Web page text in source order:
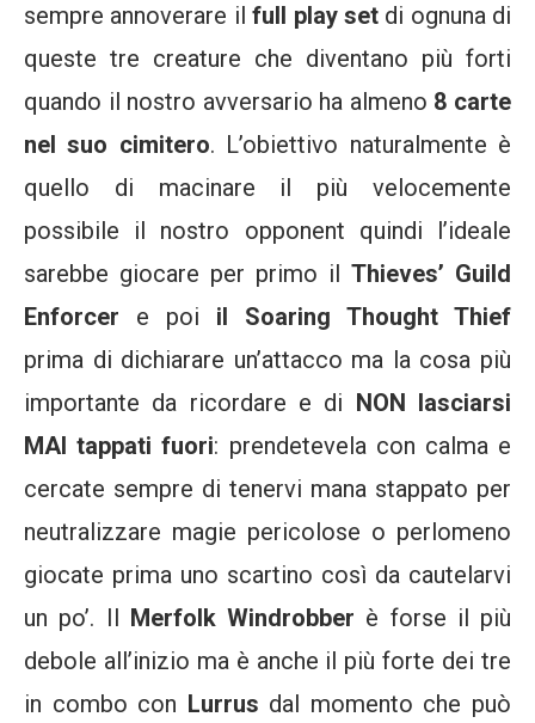
sempre annoverare il full play setdi ognuna di
queste tre creature che diventano più forti
quando il nostro avversario ha almeno 8 carte
nel suo cimitero. L’obiettivo naturalmente è
quello di macinare il più velocemente
possibile il nostro opponent quindi l’ideale
sarebbe giocare per primo il Thieves’ Guild
Enforcer e poi il Soaring Thought Thief
prima di dichiarare un’attacco ma la cosa più
importante da ricordare e di NON lasciarsi
MAI tappati fuori: prendetevela con calma e
cercate sempre di tenervi mana stappato per
neutralizzare magie pericolose o perlomeno
giocate prima uno scartino così da cautelarvi
un po’. Il Merfolk Windrobber è forse il più
debole all’inizio ma è anche il più forte dei tre
in combo con Lurrus dal momento che può